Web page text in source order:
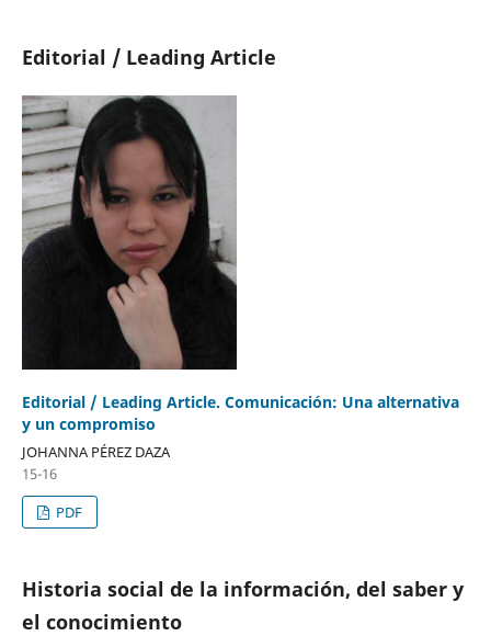
Editorial / Leading Article
Editorial / Leading Article. Comunicación: Una alternativa
y un compromiso
JOHANNA PÉREZ DAZA
15-16
PDF
Historia social de la información, del saber y
el conocimiento